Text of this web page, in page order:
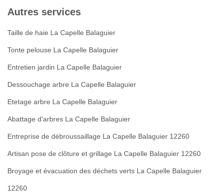
Autres services
Taille de haie La Capelle Balaguier
Tonte pelouse La Capelle Balaguier
Entretien jardin La Capelle Balaguier
Dessouchage arbre La Capelle Balaguier
Etetage arbre La Capelle Balaguier
Abattage d'arbres La Capelle Balaguier
Entreprise de débroussaillage La Capelle Balaguier 12260
Artisan pose de clôture et grillage La Capelle Balaguier 12260
Broyage et évacuation des déchets verts La Capelle Balaguier
12260